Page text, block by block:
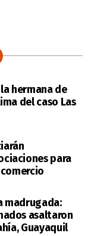
hermana de
del caso Las
para
madrugada:
asaltaron
Guayaquil